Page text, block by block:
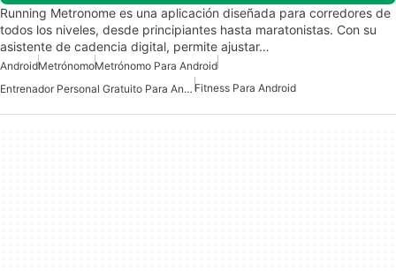
Running Metronome es una aplicación diseñada para corredores de
todos los niveles, desde principiantes hasta maratonistas. Con su
asistente de cadencia digital, permite ajustar…
AndroidMetrónomoMetrónomo Para Android
Entrenador Personal Gratuito Para Android Fitness Para Android